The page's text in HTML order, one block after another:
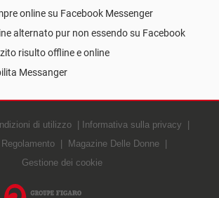
online su Facebook Messenger
alternato pur non essendo su Facebook
risulto offline e online
Messanger
di utilizzo
Informativa sulla privacy
Regolamento
Magazine Delle Donne
Gestione dei cookie